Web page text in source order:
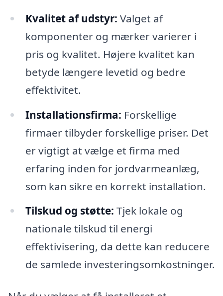
Kvalitet af udstyr: Valget af
komponenter og mærker varierer i
pris og kvalitet. Højere kvalitet kan
betyde længere levetid og bedre
effektivitet.
Installationsfirma: Forskellige
firmaer tilbyder forskellige priser. Det
er vigtigt at vælge et firma med
erfaring inden for jordvarmeanlæg,
som kan sikre en korrekt installation.
Tilskud og støtte: Tjek lokale og
nationale tilskud til energi
effektivisering, da dette kan reducere
de samlede investeringsomkostninger.